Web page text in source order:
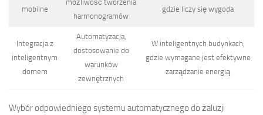
mobilne
możliwość tworzenia
harmonogramów
gdzie liczy się wygoda
Integracja z
inteligentnym
domem
Automatyzacja,
dostosowanie do
warunków
zewnętrznych
W inteligentnych budynkach,
gdzie wymagane jest efektywne
zarządzanie energią
Wybór odpowiedniego systemu automatycznego do żaluzji